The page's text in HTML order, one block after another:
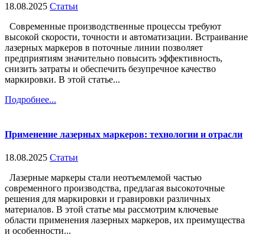
18.08.2025 Статьи
Современные производственные процессы требуют
высокой скорости, точности и автоматизации. Встраивание
лазерных маркеров в поточные линии позволяет
предприятиям значительно повысить эффективность,
снизить затраты и обеспечить безупречное качество
маркировки. В этой статье...
Подробнее...
Применение лазерных маркеров: технологии и отрасли
18.08.2025 Статьи
Лазерные маркеры стали неотъемлемой частью
современного производства, предлагая высокоточные
решения для маркировки и гравировки различных
материалов. В этой статье мы рассмотрим ключевые
области применения лазерных маркеров, их преимущества
и особенности...